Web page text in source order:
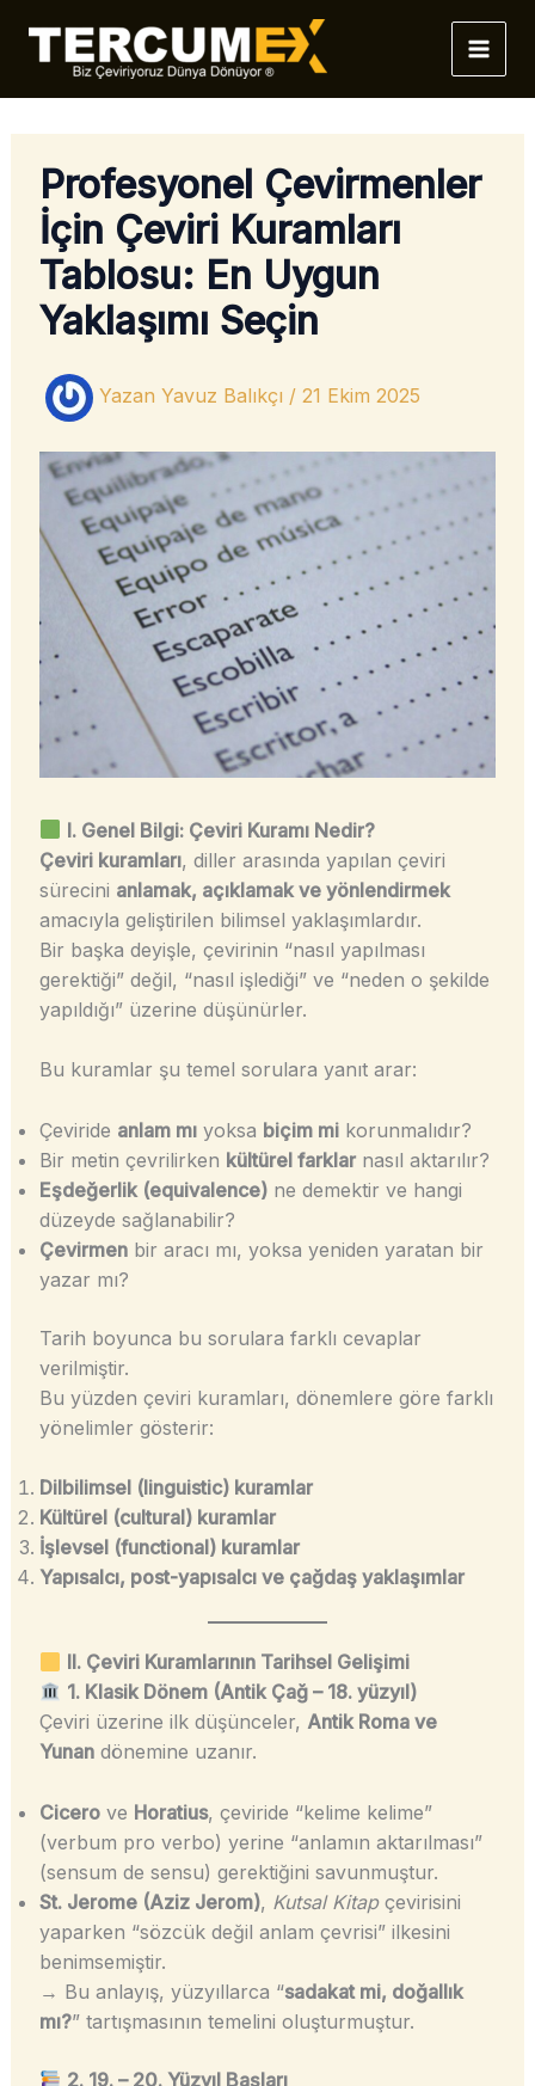
atla
Profesyonel Çevirmenler
İçin Çeviri Kuramları
Tablosu: En Uygun
Yaklaşımı Seçin
Yazan Yavuz Balıkçı / 21 Ekim 2025
I. Genel Bilgi: Çeviri Kuramı Nedir?
Çeviri kuramları, diller arasında yapılan çeviri
sürecini anlamak, açıklamak ve yönlendirmek
amacıyla geliştirilen bilimsel yaklaşımlardır.
Bir başka deyişle, çevirinin “nasıl yapılması
gerektiği” değil, “nasıl işlediği” ve “neden o şekilde
yapıldığı” üzerine düşünürler.
Bu kuramlar şu temel sorulara yanıt arar:
Çeviride anlam mıyoksa biçim mikorunmalıdır?
Bir metin çevrilirken kültürel farklarnasıl aktarılır?
Eşdeğerlik (equivalence)ne demektir ve hangi
düzeyde sağlanabilir?
Çevirmenbir aracı mı, yoksa yeniden yaratan bir
yazar mı?
Tarih boyunca bu sorulara farklı cevaplar
verilmiştir.
Bu yüzden çeviri kuramları, dönemlere göre farklı
yönelimler gösterir:
Dilbilimsel (linguistic) kuramlar
Kültürel (cultural) kuramlar
İşlevsel (functional) kuramlar
Yapısalcı, post-yapısalcı ve çağdaş yaklaşımlar
II. Çeviri Kuramlarının Tarihsel Gelişimi
1. Klasik Dönem (Antik Çağ – 18. yüzyıl)
Çeviri üzerine ilk düşünceler, Antik Roma ve
Yunandönemine uzanır.
Cicerove Horatius, çeviride “kelime kelime”
(verbum pro verbo) yerine “anlamın aktarılması”
(sensum de sensu) gerektiğini savunmuştur.
St. Jerome (Aziz Jerom), Kutsal Kitapçevirisini
yaparken “sözcük değil anlam çevrisi” ilkesini
benimsemiştir.
→ Bu anlayış, yüzyıllarca “sadakat mi, doğallık
mı?” tartışmasının temelini oluşturmuştur.
2. 19. – 20. Yüzyıl Başları